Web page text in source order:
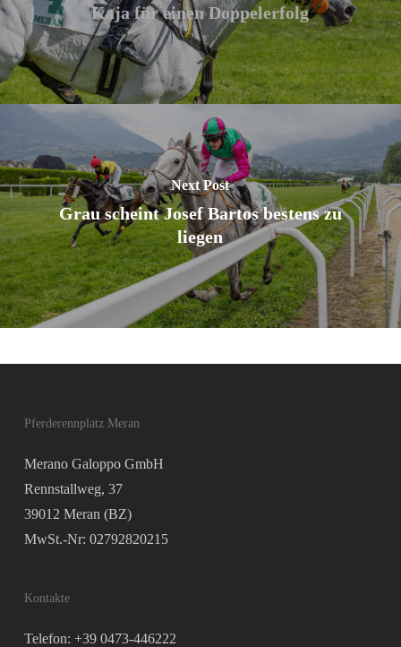
Kaja für einen Doppelerfolg
Next Post
Grau scheint Josef Bartos bestens zu
liegen
Pferderennplatz Meran
Merano Galoppo GmbH
Rennstallweg, 37
39012 Meran (BZ)
MwSt.-Nr: 02792820215
Kontakte
Telefon: +39 0473-446222